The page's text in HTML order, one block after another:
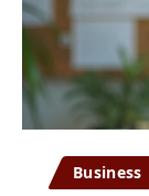
Business